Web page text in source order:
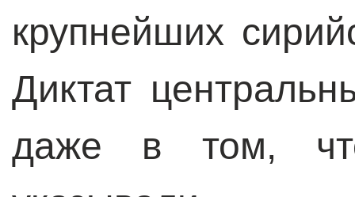
крупнейших
Диктат
даже в том,